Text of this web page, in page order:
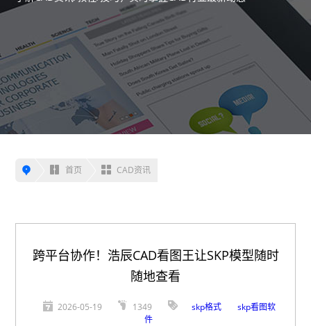
首页 CAD资讯
跨平台协作！浩辰CAD看图王让SKP模型随时
随地查看
2026-05-19 1349 skp格式
skp看图软
件